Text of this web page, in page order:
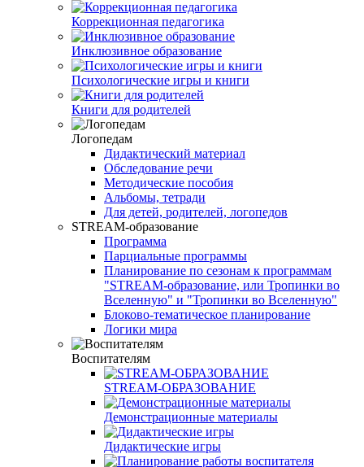
Коррекционная педагогика
Инклюзивное образование
Психологические игры и книги
Книги для родителей
Логопедам
Дидактический материал
Обследование речи
Методические пособия
Альбомы, тетради
Для детей, родителей, логопедов
STREAM-образование
Программа
Парциальные программы
Планирование по сезонам к программам
"STREAM-образование, или Тропинки во
Вселенную" и "Тропинки во Вселенную"
Блоково-тематическое планирование
Логики мира
Воспитателям
STREAM-ОБРАЗОВАНИЕ
Демонстрационные материалы
Дидактические игры